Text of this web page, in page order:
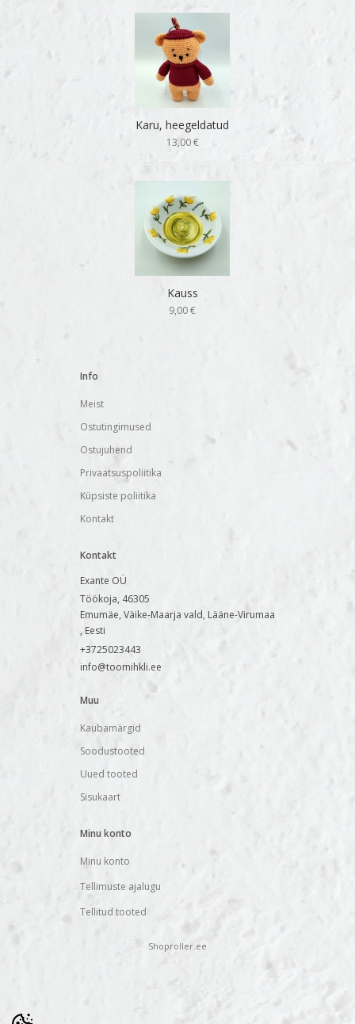
Karu, heegeldatud
13,00 €
Kauss
9,00 €
Info
Meist
Ostutingimused
Ostujuhend
Privaatsuspoliitika
Küpsiste poliitika
Kontakt
Kontakt
Exante OÜ
Töökoja, 46305
Emumäe, Väike-Maarja vald, Lääne-Virumaa
, Eesti
+3725023443
info@toomihkli.ee
Muu
Kaubamärgid
Soodustooted
Uued tooted
Sisukaart
Minu konto
Minu konto
Tellimuste ajalugu
Tellitud tooted
Shoproller.ee